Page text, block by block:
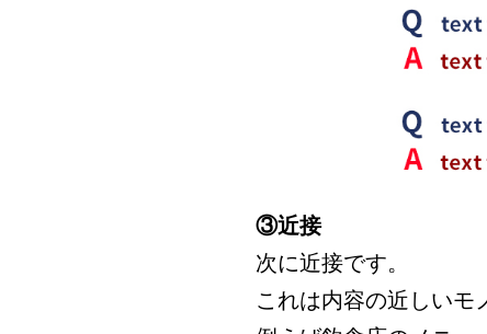
③近接
次に近接です。
これは内容の近しいモ